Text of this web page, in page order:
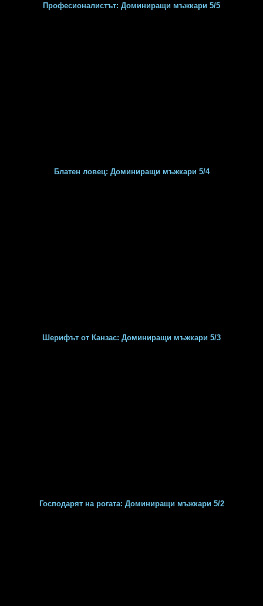
Професионалистът: Доминиращи мъжкари 5/5
Блатен ловец: Доминиращи мъжкари 5/4
Шерифът от Канзас: Доминиращи мъжкари 5/3
Господарят на рогата: Доминиращи мъжкари 5/2